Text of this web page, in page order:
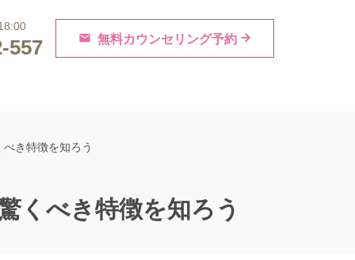
557  無料カウンセリング予約
去男性の薄毛治療
採用情報
べき特徴を知ろう
くべき特徴を知ろう